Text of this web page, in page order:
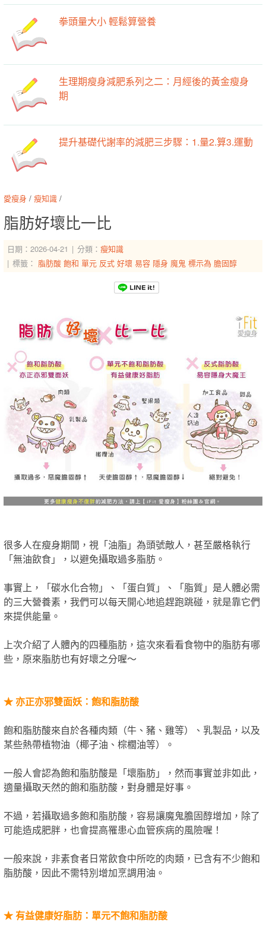
拳頭量大小 輕鬆算營養
生理期瘦身減肥系列之二：月經後的黃金瘦身
期
提升基礎代謝率的減肥三步驟：1.量2.算3.運動
愛瘦身 / 瘦知識 /
脂肪好壞比一比
日期：2026-04-21 分類： 瘦知識
標籤： 脂肪酸 飽和 單元 反式 好壞 易容 隱身 魔鬼 標示為 膽固醇
很多人在瘦身期間，視「油脂」為頭號敵人，甚至嚴格執行
「無油飲食」，以避免攝取過多脂肪。
事實上，「碳水化合物」、「蛋白質」、「脂質」是人體必需
的三大營養素，我們可以每天開心地追趕跑跳碰，就是靠它們
來提供能量。
上次介紹了人體內的四種脂肪，這次來看看食物中的脂肪有哪
些，原來脂肪也有好壞之分喔～
★ 亦正亦邪雙面妖：飽和脂肪酸
飽和脂肪酸來自於各種肉類（牛、豬、雞等）、乳製品，以及
某些熱帶植物油（椰子油、棕櫚油等）。
一般人會認為飽和脂肪酸是「壞脂肪」，然而事實並非如此，
適量攝取天然的飽和脂肪酸，對身體是好事。
不過，若攝取過多飽和脂肪酸，容易讓魔鬼膽固醇增加，除了
可能造成肥胖，也會提高罹患心血管疾病的風險喔！
一般來說，非素食者日常飲食中所吃的肉類，已含有不少飽和
脂肪酸，因此不需特別增加烹調用油。
★有益健康好脂肪：單元不飽和脂肪酸